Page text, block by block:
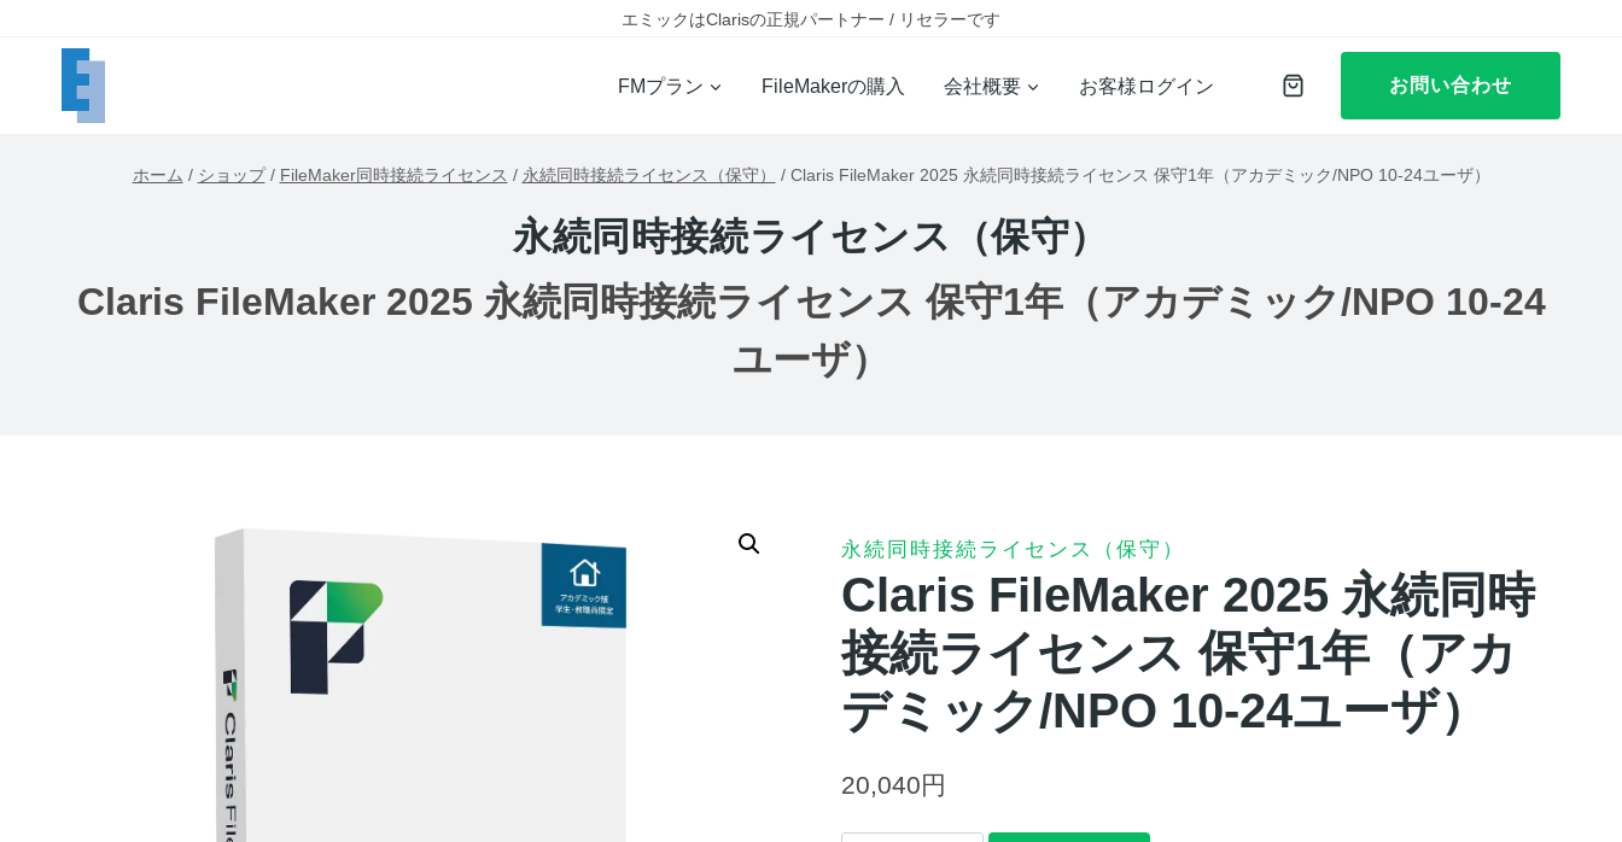
エミックはClarisの正規パートナー / リセラーです
FMプラン FileMakerの購入 会社概要 お客様ログイン お問い合わせ
ホーム / ショップ / FileMaker同時接続ライセンス / 永続同時接続ライセンス（保守） / Claris FileMaker 2025 永続同時接続ライセンス 保守1年（アカデミック/NPO 10-24ユーザ）
永続同時接続ライセンス（保守）
Claris FileMaker 2025 永続同時接続ライセンス 保守1年（アカデミック/NPO 10-24
ユーザ）
永続同時接続ライセンス（保守）
Claris FileMaker 2025 永続同時
接続ライセンス 保守1年（アカ
デミック/NPO 10-24ユーザ）
20,040円